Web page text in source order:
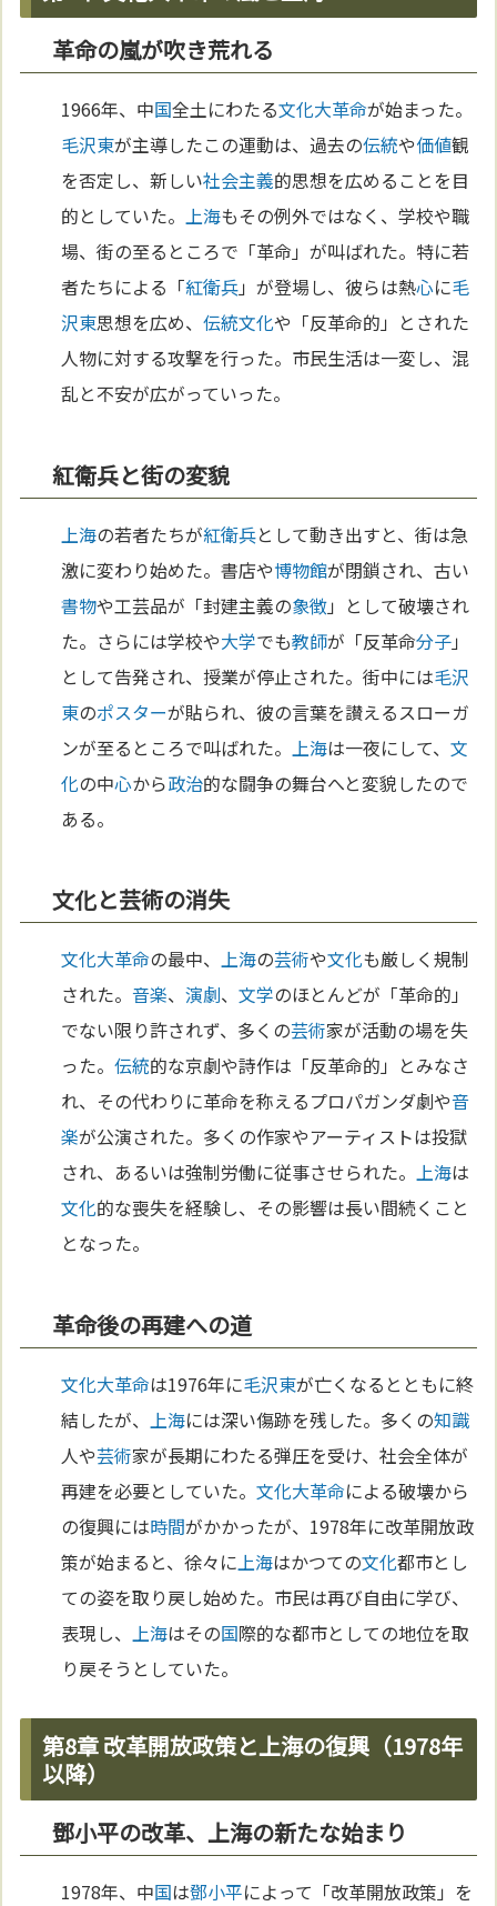
革命の嵐が吹き荒れる
1966年、中国全土にわたる文化大革命が始まった。
毛沢東が主導したこの運動は、過去の伝統や価値観
を否定し、新しい社会主義的思想を広めることを目
的としていた。
上海もその例外ではなく、学校や職
場、街の至るところで「革命」が叫ばれた。特に若
者たちによる「紅衛兵」が登場し、彼らは熱心に毛
沢東思想を広め、伝統文化や「反革命的」とされた
人物に対する攻撃を行った。市民生活は一変し、混
乱と不安が広がっていった。
紅衛兵と街の変貌
上海の若者たちが紅衛兵として動き出すと、街は急
激に変わり始めた。書店や博物館が閉鎖され、古い
書物や工芸品が「封建主義の象徴」として破壊され
た。さらには学校や大学でも教師が「反革命分子」
として告発され、授業が停止された。街中には毛沢
東のポスターが貼られ、彼の言葉を讃えるスローガ
ンが至るところで叫ばれた。
上海は一夜にして、文
化の中心から政治的な闘争の舞台へと変貌したので
ある。
文化と芸術の消失
文化大革命の最中、上海の芸術や文化も厳しく規制
された。音楽、演劇、文学のほとんどが「革命的」
でない限り許されず、多くの芸術家が活動の場を失
った。伝統的な京劇や詩作は「反革命的」とみなさ
れ、その代わりに革命を称えるプロパガンダ劇や音
楽が公演された。多くの作家やアーティストは投獄
され、あるいは強制労働に従事させられた。上海は
文化的な喪失を経験し、その影響は長い間続くこと
となった。
革命後の再建への道
文化大革命は1976年に毛沢東が亡くなるとともに終
結したが、上海には深い傷跡を残した。多くの知識
人や芸術家が長期にわたる弾圧を受け、社会全体が
再建を必要としていた。文化大革命による破壊から
の復興には時間がかかったが、1978年に改革開放政
策が始まると、徐々に上海はかつての文化都市とし
ての姿を取り戻し始めた。市民は再び自由に学び、
表現し、上海はその国際的な都市としての地位を取
り戻そうとしていた。
第8章 改革開放政策と上海の復興（1978年
以降）
鄧小平の改革、上海の新たな始まり
1978年、中国は鄧小平によって「改革開放政策」を